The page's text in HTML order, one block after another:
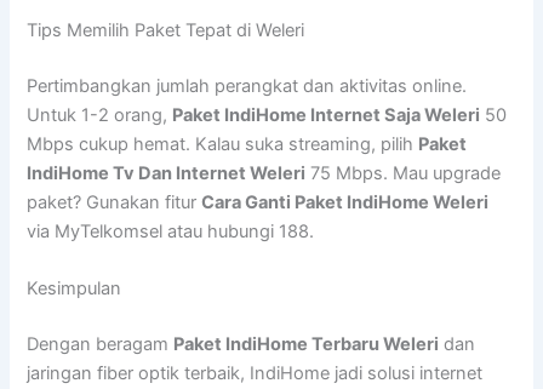
Tips Memilih Paket Tepat di Weleri
Pertimbangkan jumlah perangkat dan aktivitas online.
Untuk 1-2 orang, Paket IndiHome Internet Saja Weleri 50
Mbps cukup hemat. Kalau suka streaming, pilih Paket
IndiHome Tv Dan Internet Weleri 75 Mbps. Mau upgrade
paket? Gunakan fiturCara Ganti Paket IndiHome Weleri
via MyTelkomsel atau hubungi 188.
Kesimpulan
Dengan beragam Paket IndiHome Terbaru Weleri dan
jaringan fiber optik terbaik, IndiHome jadi solusi internet